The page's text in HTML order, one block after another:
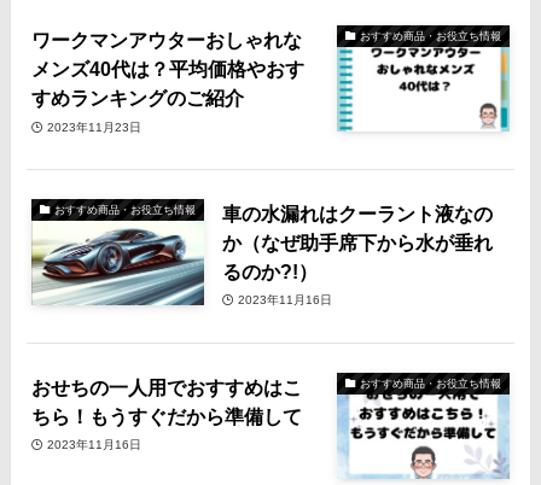
おすすめ商品・お役立ち情報
ワークマンアウターおしゃれな
メンズ40代は？平均価格やおす
すめランキングのご紹介
2023年11月23日
おすすめ商品・お役立ち情報
車の水漏れはクーラント液なの
か（なぜ助手席下から水が垂れ
るのか?!）
2023年11月16日
おすすめ商品・お役立ち情報
おせちの一人用でおすすめはこ
ちら！もうすぐだから準備して
2023年11月16日